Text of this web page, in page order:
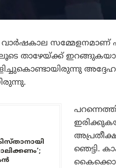
വാർഷകാല
താഴേയ്ക്ക്
അദ്ദേഹം
ഞെട്ടി.